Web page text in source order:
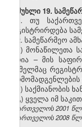
მუხლი 19.
1. თუ
რეგისტრირდება
2. სამეწარმეო
ა) მონაწილეთა
პირია – მის
რომელმაც
წარმომადგენლების
ბ) საქმიანობის
გ) ყველა იმ
საქართველოს 2001
საქართველოს 2008